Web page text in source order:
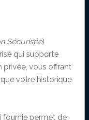
Sécurisée)
qui supporte
vous offrant
votre historique
fournie permet de